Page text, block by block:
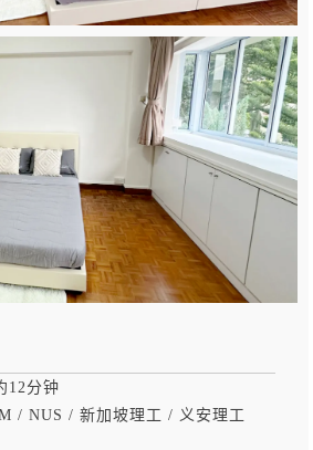
12分钟
/ NUS / 新加坡理工 / 义安理工